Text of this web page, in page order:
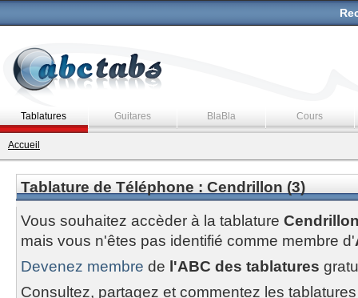
Tablatures Guitares BlaBla Cours
Accueil
Tablature de Téléphone : Cendrillon (3)
Vous souhaitez accèder à la tablature
mais vous n'êtes pas identifié comme membre d'
Devenez membre de l'ABC des tablatures
Consultez, partagez et commentez les